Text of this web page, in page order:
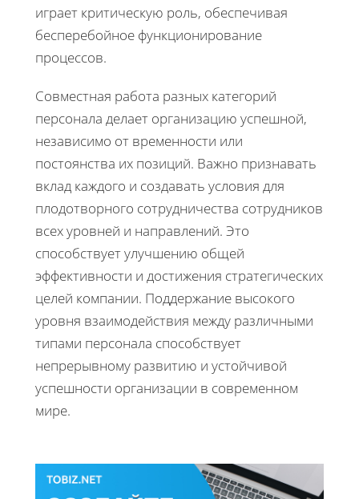
играет критическую роль, обеспечивая
бесперебойное функционирование
процессов.
Совместная работа разных категорий
персонала делает организацию успешной,
независимо от временности или
постоянства их позиций. Важно признавать
вклад каждого и создавать условия для
плодотворного сотрудничества сотрудников
всех уровней и направлений. Это
способствует улучшению общей
эффективности и достижения стратегических
целей компании. Поддержание высокого
уровня взаимодействия между различными
типами персонала способствует
непрерывному развитию и устойчивой
успешности организации в современном
мире.